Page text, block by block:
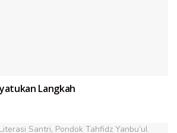
Langkah